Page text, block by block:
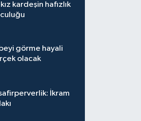
kardeşin hafızlık
görme hayali
olacak
İkram